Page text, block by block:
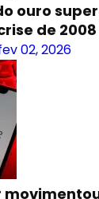
ouro
de 2008
02, 2026